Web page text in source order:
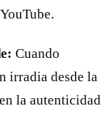
Cuando
irradia desde la
la autenticidad